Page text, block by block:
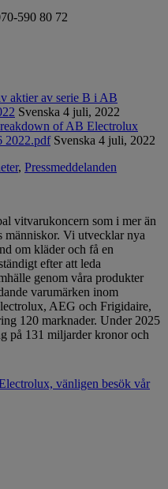
590 80 72
aktier av serie B i AB
Svenska 4 juli, 2022
of AB Electrolux
2022.pdf Svenska 4 juli, 2022
, Pressmeddelanden
vitvarukoncern som i mer än
Vi utvecklar nya
om kläder och få en
efter att leda
genom våra produkter
varumärken inom
AEG och Frigidaire,
120 marknader. Under 2025
på 131 miljarder kronor och
vänligen besök vår